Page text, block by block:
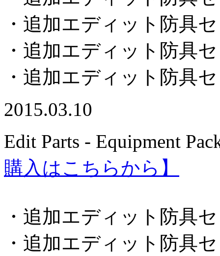
・追加エディット防具
・追加エディット防具
・追加エディット防具
2015.03.10
Edit Parts - Equipment
購入はこちらから】
・追加エディット防具
・追加エディット防具